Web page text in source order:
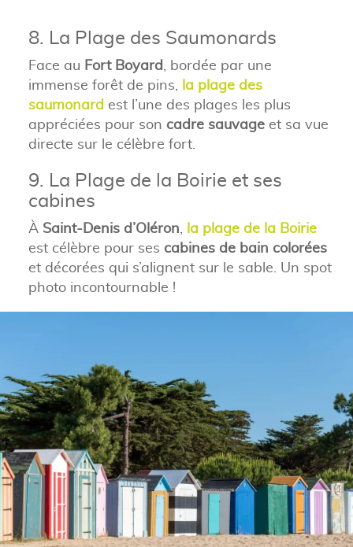
8. La Plage des Saumonards
Face au Fort Boyard, bordée par une
immense forêt de pins, la plage des
saumonardest l’une des plages les plus
appréciées pour son cadre sauvageet sa vue
directe sur le célèbre fort.
9. La Plage de la Boirie et ses
cabines
À Saint-Denis d’Oléron, la plage de la Boirie
est célèbre pour ses cabines de bain colorées
et décorées qui s’alignent sur le sable. Un spot
photo incontournable !